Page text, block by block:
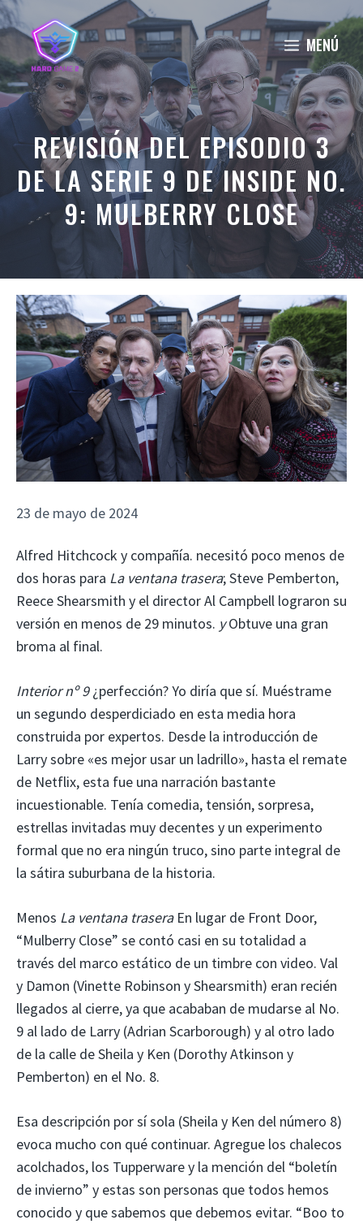
Saltar
al
contenido
MENÚ
REVISIÓN DEL EPISODIO 3
DE LA SERIE 9 DE INSIDE NO.
9: MULBERRY CLOSE
23 de mayo de 2024
Alfred Hitchcock y compañía. necesitó poco menos de
dos horas para La ventana trasera; Steve Pemberton,
Reece Shearsmith y el director Al Campbell lograron su
versión en menos de 29 minutos. yObtuve una gran
broma al final.
Interior nº 9¿perfección? Yo diría que sí. Muéstrame
un segundo desperdiciado en esta media hora
construida por expertos. Desde la introducción de
Larry sobre «es mejor usar un ladrillo», hasta el remate
de Netflix, esta fue una narración bastante
incuestionable. Tenía comedia, tensión, sorpresa,
estrellas invitadas muy decentes y un experimento
formal que no era ningún truco, sino parte integral de
la sátira suburbana de la historia.
Menos La ventana traseraEn lugar de Front Door,
“Mulberry Close” se contó casi en su totalidad a
través del marco estático de un timbre con video. Val
y Damon (Vinette Robinson y Shearsmith) eran recién
llegados al cierre, ya que acababan de mudarse al No.
9 al lado de Larry (Adrian Scarborough) y al otro lado
de la calle de Sheila y Ken (Dorothy Atkinson y
Pemberton) en el No. 8.
Esa descripción por sí sola (Sheila y Ken del número 8)
evoca mucho con qué continuar. Agregue los chalecos
acolchados, los Tupperware y la mención del “boletín
de invierno” y estas son personas que todos hemos
conocido y que sabemos que debemos evitar. “Boo to